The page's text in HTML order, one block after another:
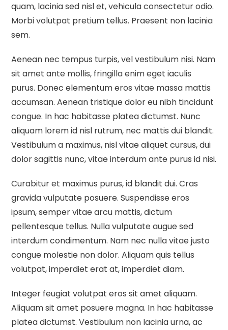
quam, lacinia sed nisl et, vehicula consectetur odio.
Morbi volutpat pretium tellus. Praesent non lacinia
sem.
Aenean nec tempus turpis, vel vestibulum nisi. Nam
sit amet ante mollis, fringilla enim eget iaculis
purus. Donec elementum eros vitae massa mattis
accumsan. Aenean tristique dolor eu nibh tincidunt
congue. In hac habitasse platea dictumst. Nunc
aliquam lorem id nisl rutrum, nec mattis dui blandit.
Vestibulum a maximus, nisl vitae aliquet cursus, dui
dolor sagittis nunc, vitae interdum ante purus id nisi.
Curabitur et maximus purus, id blandit dui. Cras
gravida vulputate posuere. Suspendisse eros
ipsum, semper vitae arcu mattis, dictum
pellentesque tellus. Nulla vulputate augue sed
interdum condimentum. Nam nec nulla vitae justo
congue molestie non dolor. Aliquam quis tellus
volutpat, imperdiet erat at, imperdiet diam.
Integer feugiat volutpat eros sit amet aliquam.
Aliquam sit amet posuere magna. In hac habitasse
platea dictumst. Vestibulum non lacinia urna, ac